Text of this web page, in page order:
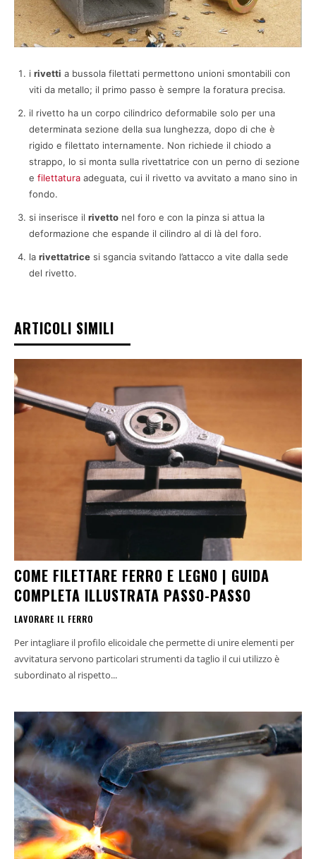
i rivetti a bussola filettati permettono unioni smontabili con
viti da metallo; il primo passo è sempre la foratura precisa.
il rivetto ha un corpo cilindrico deformabile solo per una
determinata sezione della sua lunghezza, dopo di che è
rigido e filettato internamente. Non richiede il chiodo a
strappo, lo si monta sulla rivettatrice con un perno di sezione
e filettatura adeguata, cui il rivetto va avvitato a mano sino in
fondo.
si inserisce il rivetto nel foro e con la pinza si attua la
deformazione che espande il cilindro al di là del foro.
la rivettatrice si sgancia svitando l’attacco a vite dalla sede
del rivetto.
ARTICOLI SIMILI
COME FILETTARE FERRO E LEGNO | GUIDA
COMPLETA ILLUSTRATA PASSO-PASSO
LAVORARE IL FERRO
Per intagliare il profilo elicoidale che permette di unire elementi per
avvitatura servono particolari strumenti da taglio il cui utilizzo è
subordinato al rispetto...